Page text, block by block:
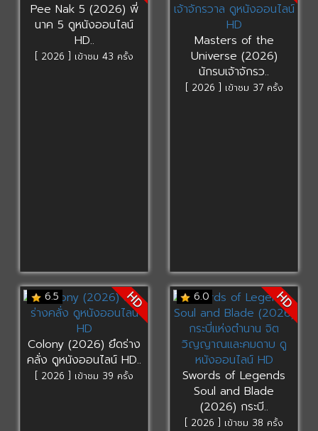
Pee Nak 5 (2026) พี่
นาค 5 ดูหนังออนไลน์
HD..
[ 2026 ] เข้าชม 43 ครั้ง
Masters of the
Universe (2026)
นักรบเจ้าจักรว..
[ 2026 ] เข้าชม 37 ครั้ง
6.5 HD
Colony (2026) ยึดร่าง
คลั่ง ดูหนังออนไลน์ HD..
[ 2026 ] เข้าชม 39 ครั้ง
6.0 HD
Swords of Legends
Soul and Blade
(2026) กระบี..
[ 2026 ] เข้าชม 38 ครั้ง